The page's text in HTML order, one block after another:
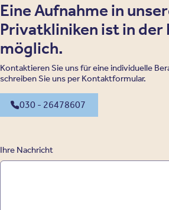
Eine Aufnahme in
Privatkliniken ist in der
möglich.
Kontaktieren Sie uns für eine individuelle
schreiben Sie uns per Kontaktformular.
030 - 26478607
Ihre Nachricht